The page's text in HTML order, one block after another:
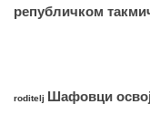
републичком
roditelj Шафовци